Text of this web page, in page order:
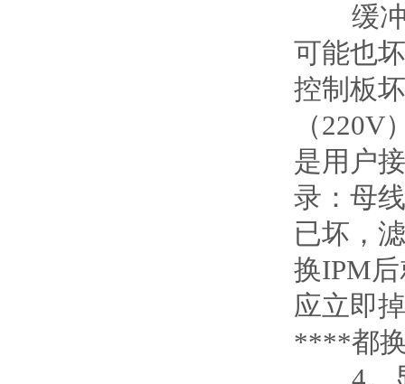
缓冲
可能也
控制板
（
是用户
录：母
已坏，
换IPM
应立即
****都换